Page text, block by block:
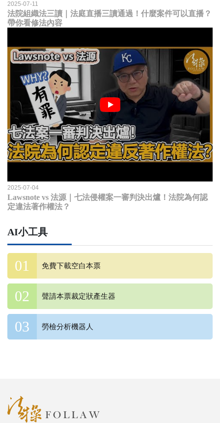
2025-07-11
法院組織法三讀｜法庭直播三讀通過！什麼案件可以直播？
帶你看修法內容
2025-07-04
Lawsnote vs 法源｜七法侵權案一審判決出爐！法院為何認
定違法著作權法？
AI小工具
免費下載空白本票
聲請本票裁定狀產生器
勞檢分析機器人